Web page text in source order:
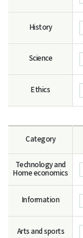
History
Science
Ethics
Category
Technology and
Home economics
Information
Arts and sports